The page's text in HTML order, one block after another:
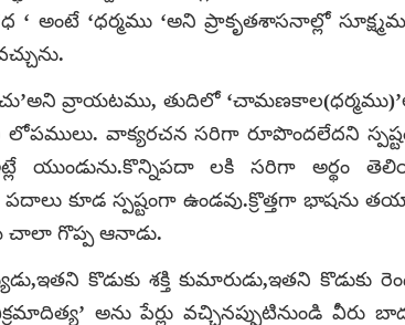
అంటే ‘ధర్మము ‘అని ప్రాకృతశాసనాల్లో
వ్రాయటము, తుదిలో
వాక్యరచన సరిగా రూపొందలేదని
యుండును.కొన్నిపదా లకి సరిగా అర్థం
కూడ స్పష్టంగా ఉండవు.క్రొత్తగా భాషను
చాలా గొప్ప ఆనాడు.
కొడుకు శక్తి కుమారుడు,ఇతని కొడుకు
అను పేర్లు వచ్చినప్పుటినుండి వీరు